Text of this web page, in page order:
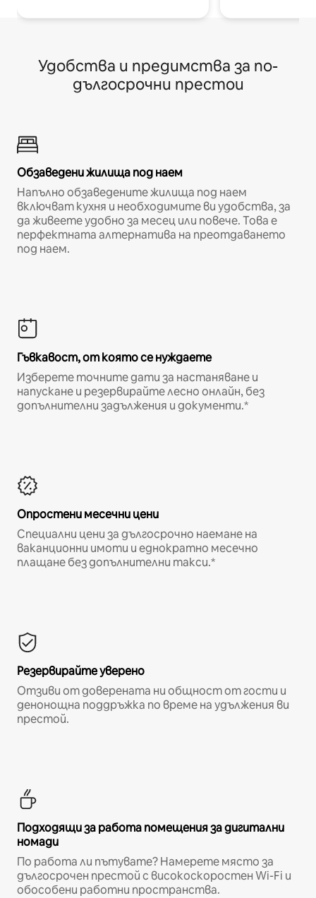
Удобства и предимства за по-
дългосрочни престои
Обзаведени жилища под наем
Напълно обзаведените жилища под наем
включват кухня и необходимите ви удобства, за
да живеете удобно за месец или повече. Това е
перфектната алтернатива на преотдаването
под наем.
Гъвкавост, от която се нуждаете
Изберете точните дати за настаняване и
напускане и резервирайте лесно онлайн, без
допълнителни задължения и документи.*
Опростени месечни цени
Специални цени за дългосрочно наемане на
ваканционни имоти и еднократно месечно
плащане без допълнителни такси.*
Резервирайте уверено
Отзиви от доверената ни общност от гости и
денонощна поддръжка по време на удължения ви
престой.
Подходящи за работа помещения за дигитални
номади
По работа ли пътувате? Намерете място за
дългосрочен престой с високоскоростен Wi-Fi и
обособени работни пространства.